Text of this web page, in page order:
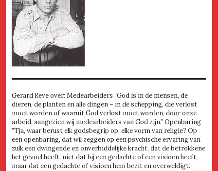
Gerard Reve over: Medearbeiders ”God is in de mensen, de
dieren, de planten en alle dingen – in de schepping, die verlost
moet worden of waaruit God verlost moet worden, door onze
arbeid, aangezien wij medearbeiders van God zijn.” Openbaring
”Tja, waar berust elk godsbegrip op, elke vorm van religie? Op
een openbaring, dat wil zeggen op een psychische ervaring van
zulk een dwingende en onverbiddelijke kracht, dat de betrokkene
het gevoel heeft, niet dat hij een gedachte of een visioen heeft,
maar dat een gedachte of visioen hem bezit en overweldigt.”